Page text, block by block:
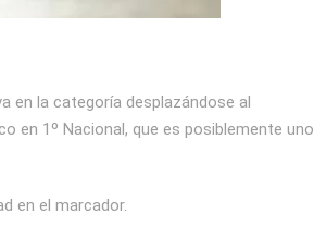
en la categoría desplazándose al
en 1º Nacional, que es posiblemente uno
en el marcador.